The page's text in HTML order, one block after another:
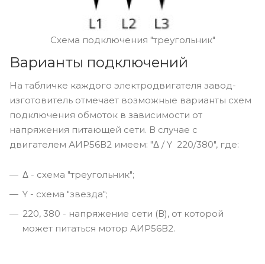
Схема подключения "треугольник"
Варианты подключений
На табличке каждого электродвигателя завод-
изготовитель отмечает возможные варианты схем
подключения обмоток в зависимости от
напряжения питающей сети. В случае с
двигателем АИР56В2 имеем: "Δ / Y 220/380", где:
Δ - схема "треугольник";
Y - схема "звезда";
220, 380 - напряжение сети (В), от которой
может питаться мотор АИР56В2.